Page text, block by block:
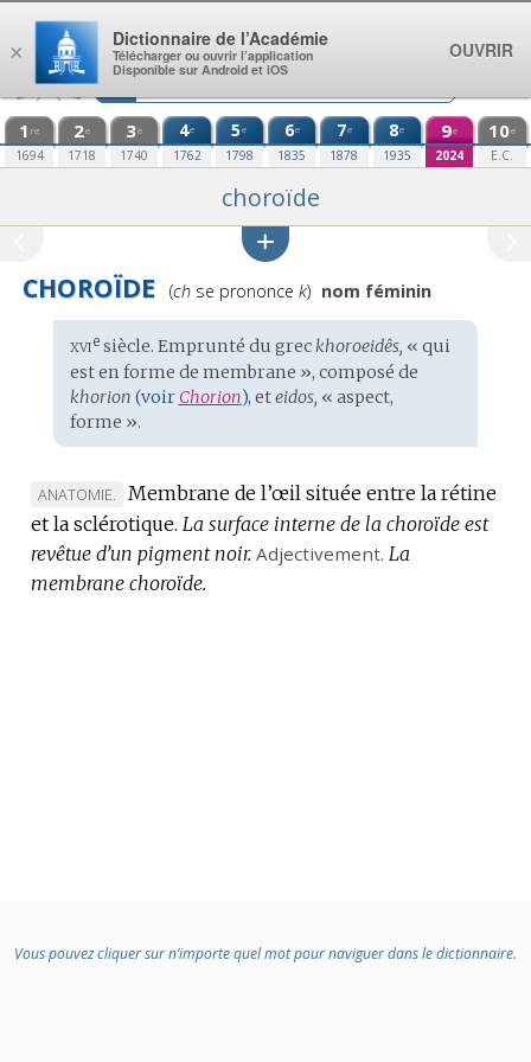
Aller au contenu
1 re
1694
2e
1718
3e
1740
4e
1762
5e
1798
6e
1835
7e
1878
8e
1935
9e
2024
10e
E.C.
choroïde
CHOROÏDE
Prononciation
(chse prononce k) nom féminin
Étymologie
:
xviesiècle. Emprunté du greckhoroeidês, « qui
est en forme de membrane », composé de
khorion (voir Chorion), eteidos, « aspect,
forme ».
MARQUE
DE
DOMAINE
:
ANATOMIE.
Membrane de l’œil située entre la rétine
et la sclérotique. La surface interne de la choroïde est
revêtue d’un pigment noir. Adjectivement. La
membrane choroïde.
Vous pouvez cliquer sur n’importe quel mot pour naviguer dans le dictionnaire.
×
Dictionnaire de l’Académie
Télécharger ou ouvrir l’application
Disponible sur Android et iOS
OUVRIR